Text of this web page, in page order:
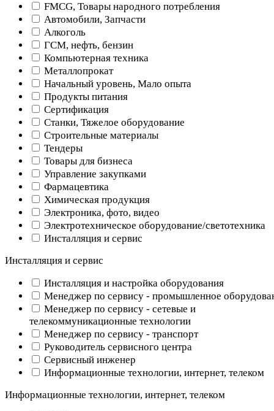
FMCG, Товары народного потребления
Автомобили, Запчасти
Алкоголь
ГСМ, нефть, бензин
Компьютерная техника
Металлопрокат
Начальный уровень, Мало опыта
Продукты питания
Сертификация
Станки, Тяжелое оборудование
Строительные материалы
Тендеры
Товары для бизнеса
Управление закупками
Фармацевтика
Химическая продукция
Электроника, фото, видео
Электротехническое оборудование/светотехника
Инсталляция и сервис
Инсталляция и сервис
Инсталляция и настройка оборудования
Менеджер по сервису - промышленное
Менеджер по сервису - сетевые и
телекоммуникационные технологии
Менеджер по сервису - транспорт
Руководитель сервисного центра
Сервисный инженер
Информационные технологии, интернет, телеком
Информационные технологии, интернет, телеком